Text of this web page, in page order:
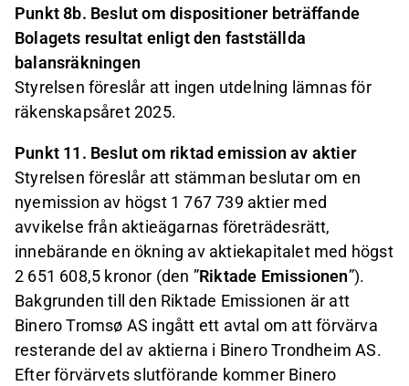
Punkt 8b. Beslut om dispositioner beträffande
Bolagets resultat enligt den fastställda
balansräkningen
Styrelsen föreslår att ingen utdelning lämnas för
räkenskapsåret 2025.
Punkt 11. Beslut om riktad emission av aktier
Styrelsen föreslår att stämman beslutar om en
nyemission av högst 1 767 739 aktier med
avvikelse från aktieägarnas företrädesrätt,
innebärande en ökning av aktiekapitalet med högst
2 651 608,5 kronor (den ”Riktade Emissionen”).
Bakgrunden till den Riktade Emissionen är att
Binero Tromsø AS ingått ett avtal om att förvärva
resterande del av aktierna i Binero Trondheim AS.
Efter förvärvets slutförande kommer Binero